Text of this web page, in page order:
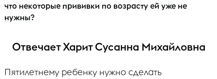
что некоторые прививки по возрасту ей уже не
нужны?
Отвечает Харит Сусанна Михайловна
Пятилетнему ребенку нужно сделать